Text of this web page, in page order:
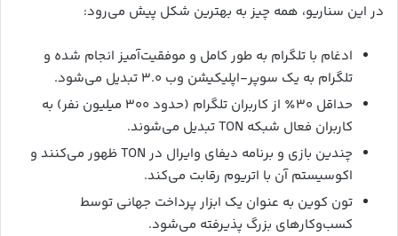
در این سناریو، همه چیز به بهترین شکل پیش می‌رود:
ادغام با تلگرام به طور کامل و موفقیت‌آمیز انجام شده و
تلگرام به یک سوپر-اپلیکیشن وب ۳.۰ تبدیل می‌شود.
حداقل ۳۰٪ از کاربران تلگرام (حدود ۳۰۰ میلیون نفر) به
کاربران فعال شبکه TON تبدیل می‌شوند.
چندین بازی و برنامه دیفای وایرال در TON ظهور می‌کنند و
اکوسیستم آن با اتریوم رقابت می‌کند.
تون کوین به عنوان یک ابزار پرداخت جهانی توسط
کسب‌وکارهای بزرگ پذیرفته می‌شود.